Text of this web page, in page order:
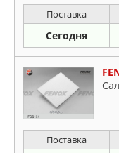
Chevrolet
Citroen
Daewoo
Daihatsu
Fiat
Ford
Hyundai
Поставка
Сегодня
Поставка